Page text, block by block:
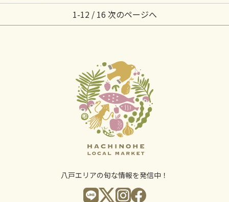
1-12 / 16 次のページへ
八戸エリアの旬な情報を発信中！